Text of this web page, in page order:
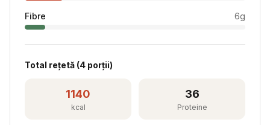
Fibre 6g
Total rețetă (4 porții)
1140
kcal
36
Proteine